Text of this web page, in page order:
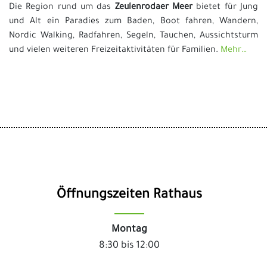
Die Region rund um das Zeulenrodaer Meerbietet für Jung
und Alt ein Paradies zum Baden, Boot fahren, Wandern,
Nordic Walking, Radfahren, Segeln, Tauchen, Aussichtsturm
und vielen weiteren Freizeitaktivitäten für Familien. Mehr…
Öffnungszeiten Rathaus
Montag
8:30 bis 12:00